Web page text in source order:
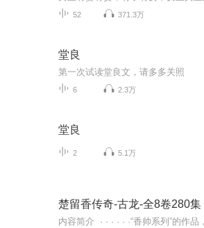
52 371.3万
堂良
第一次试读堂良文，请多多关照
6 2.3万
堂良
2 5.1万
楚留香传奇-古龙-全8卷280集